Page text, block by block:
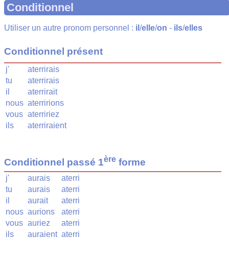
Conditionnel
Utiliser un autre pronom personnel : il /elle/on - ils/elles
Conditionnel présent
j'
aterrirais
tu
aterrirais
il
aterrirait
nous aterririons
vous aterririez
ils
aterriraient
Conditionnel passé 1ère forme
j' aurais
aterri
tu
aurais
aterri
il
aurait
aterri
nous aurions
aterri
vous auriez
aterri
ils
auraient aterri